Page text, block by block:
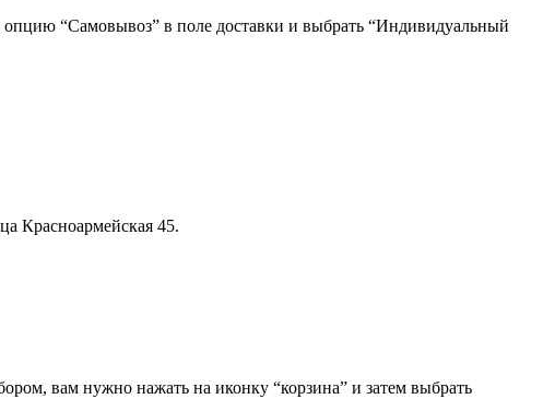
“Самовывоз” в поле доставки и выбрать “Индивидуальный
Красноармейская 45.
вам нужно нажать на иконку “корзина” и затем выбрать